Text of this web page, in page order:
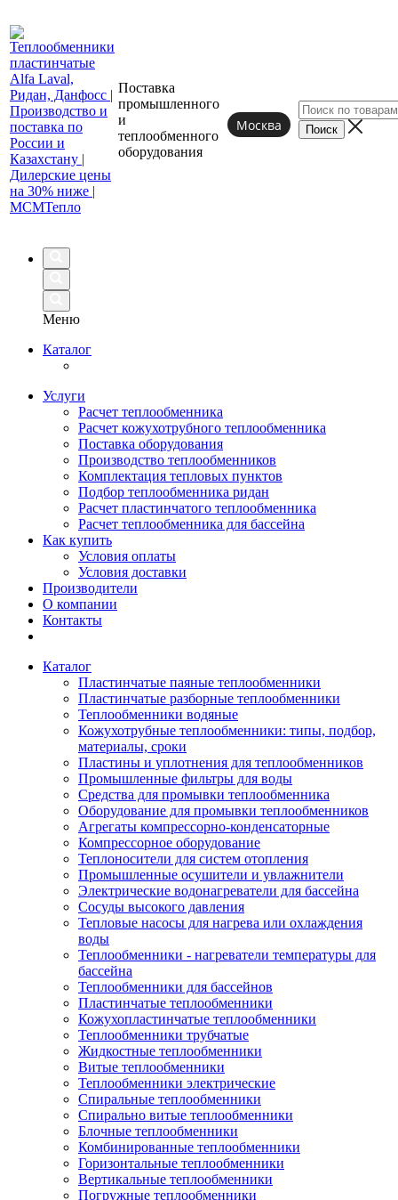
Поставка
промышленного
и
теплообменного
оборудования
Москва
Меню
Каталог
Услуги
Расчет теплообменника
Расчет кожухотрубного теплообменника
Поставка оборудования
Производство теплообменников
Комплектация тепловых пунктов
Подбор теплообменника ридан
Расчет пластинчатого теплообменника
Расчет теплообменника для бассейна
Как купить
Условия оплаты
Условия доставки
Производители
О компании
Контакты
Каталог
Пластинчатые паяные теплообменники
Пластинчатые разборные теплообменники
Теплообменники водяные
Кожухотрубные теплообменники: типы, подбор,
материалы, сроки
Пластины и уплотнения для теплообменников
Промышленные фильтры для воды
Средства для промывки теплообменника
Оборудование для промывки теплообменников
Агрегаты компрессорно-конденсаторные
Компрессорное оборудование
Теплоносители для систем отопления
Промышленные осушители и увлажнители
Электрические водонагреватели для бассейна
Сосуды высокого давления
Тепловые насосы для нагрева или охлаждения
воды
Теплообменники - нагреватели температуры для
бассейна
Теплообменники для бассейнов
Пластинчатые теплообменники
Кожухопластинчатые теплообменники
Теплообменники трубчатые
Жидкостные теплообменники
Витые теплообменники
Теплообменники электрические
Спиральные теплообменники
Спирально витые теплообменники
Блочные теплообменники
Комбинированные теплообменники
Горизонтальные теплообменники
Вертикальные теплообменники
Погружные теплообменники